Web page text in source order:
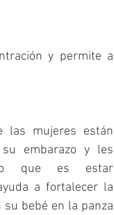
y permite a
las mujeres están
embarazo y les
que es estar
a fortalecer la
su bebé en la panza